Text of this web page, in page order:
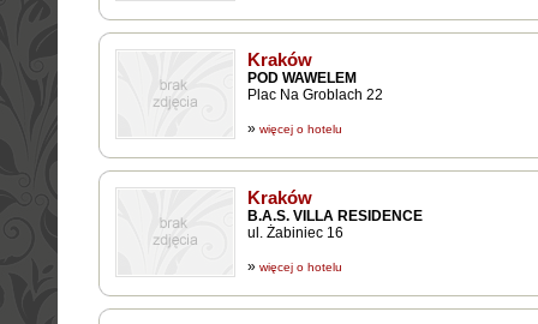
Kraków
POD WAWELEM
Plac Na Groblach 22
» więcej o hotelu
Kraków
B.A.S. VILLA RESIDENCE
ul. Żabiniec 16
» więcej o hotelu